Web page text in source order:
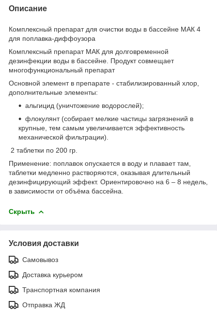
Описание
Комплексный препарат для очистки воды в бассейне МАК 4
для поплавка-диффоузора
Комплексный препарат МАК для долговременной
дезинфекции воды в бассейне. Продукт совмещает
многофункциональный препарат
Основной элемент в препарате - стабилизированный хлор,
дополнительные элементы:
альгицид (уничтожение водорослей);
флокулянт (собирает мелкие частицы загрязнений в
крупные, тем самым увеличивается эффективность
механической фильтрации).
2 таблетки по 200 гр.
Применение: поплавок опускается в воду и плавает там,
таблетки медленно растворяются, оказывая длительный
дезинфицирующий эффект. Ориентировочно на 6 – 8 недель,
в зависимости от объёма бассейна.
Скрыть
Условия доставки
Самовывоз
Доставка курьером
Транспортная компания
Отправка ЖД